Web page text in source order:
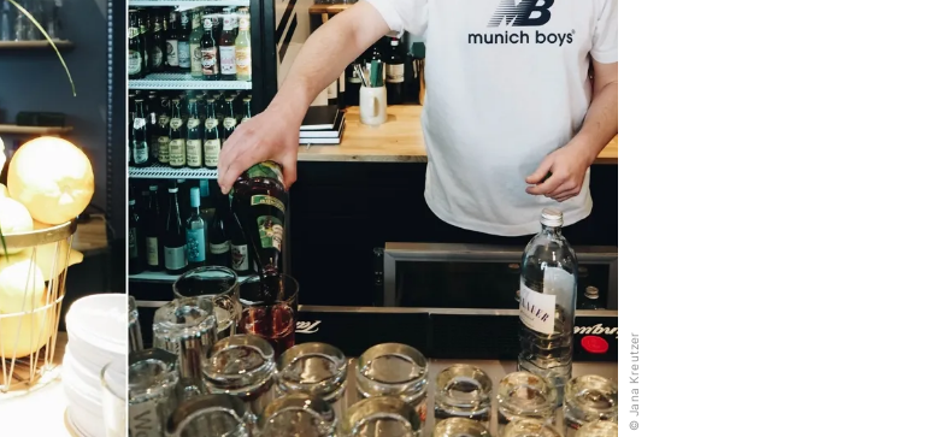
© Jana Kreutzer